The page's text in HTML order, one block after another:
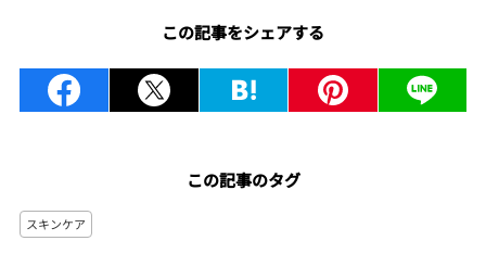
この記事をシェアする
この記事のタグ
スキンケア